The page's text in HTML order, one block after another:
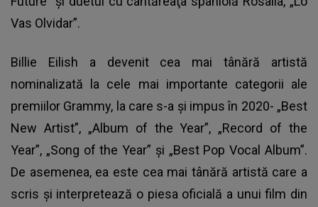
Vas Olvidar”.
Billie Eilish a devenit cea mai tânără artistă
nominalizată la cele mai importante categorii ale
premiilor Grammy, la care s-a şi impus în 2020- „Best
New Artist”, „Album of the Year”, „Record of the
Year”, „Song of the Year” şi „Best Pop Vocal Album”.
De asemenea, ea este cea mai tânără artistă care a
scris şi interpretează o piesa oficială a unui film din